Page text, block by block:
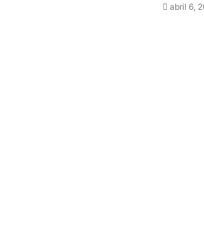
abril 6,